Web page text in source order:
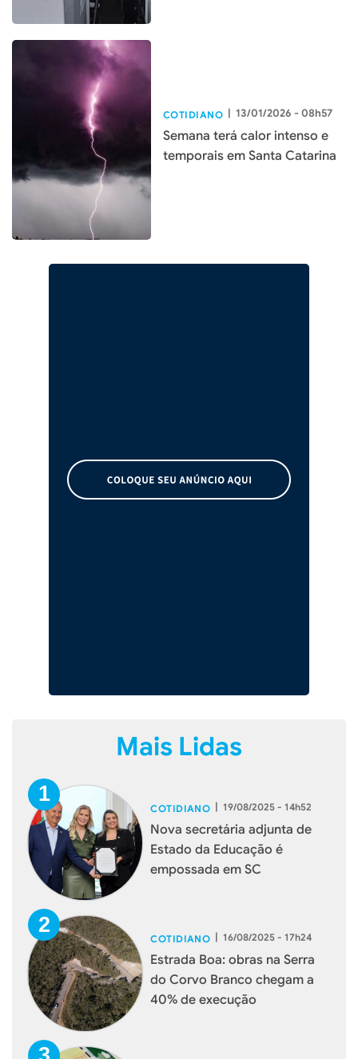
COTIDIANO 13/01/2026 - 08h57
Semana terá calor intenso e
temporais em Santa Catarina
Mais Lidas
COTIDIANO | 19/08/2025 - 14h52
Nova secretária adjunta de
Estado da Educação é
empossada em SC
COTIDIANO | 16/08/2025 - 17h24
Estrada Boa: obras na Serra
do Corvo Branco chegam a
40% de execução